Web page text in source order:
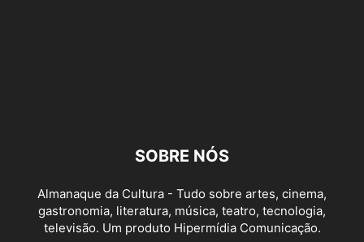
SOBRE NÓS
Almanaque da Cultura - Tudo sobre artes, cinema,
gastronomia, literatura, música, teatro, tecnologia,
televisão. Um produto Hipermídia Comunicação.